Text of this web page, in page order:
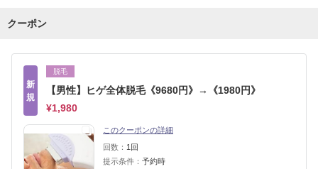
クーポン
新
規
脱毛
【男性】ヒゲ全体脱毛《9680円》→《1980円》
¥1,980
このクーポンの詳細
回数： 1回
提示条件： 予約時